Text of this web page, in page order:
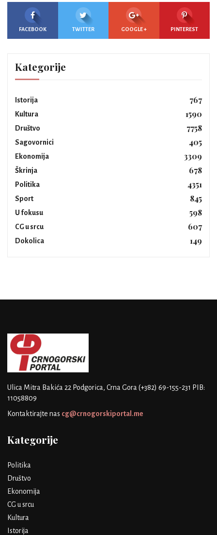
FACEBOOK TWITTER GOOGLE + PINTEREST
Kategorije
Istorija 767
Kultura 1590
Društvo 7758
Sagovornici 405
Ekonomija 3309
Škrinja 678
Politika 4351
Sport 845
U fokusu 598
CG u srcu 607
Dokolica 149
Ulica Mitra Bakića 22 Podgorica, Crna Gora (+382) 69-155-231 PIB:
11058809
Kontaktirajte nas cg@crnogorskiportal.me
Kategorije
Politika
Društvo
Ekonomija
CG u srcu
Kultura
Istorija